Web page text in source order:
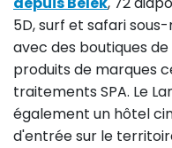
5D, surf et safari
avec des boutiques
produits de marques
traitements SPA. Le
également un hôtel
d'entrée sur le